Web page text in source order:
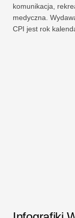
komunikacja,
medyczna.
CPI jest rok